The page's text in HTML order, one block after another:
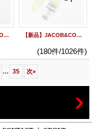
【新品】JACOB&CO ジェイコブ 5タイムゾーン 47mm用 純正 ラバーベルト ロングサイズ パステルイエロー バックルSET 【新品】JACOB&CO ジェイコブ 5タイムゾーン 47mm用 純正 ラバーベルト パステルイエロー バックルSET
(180件/1026件)
... 35 次»